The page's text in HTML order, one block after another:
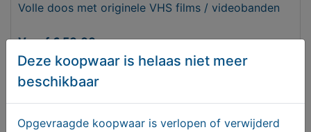
Volle doos met originele VHS films / videobanden
Vanaf € 50,00
Deze koopwaar is helaas niet meer
beschikbaar
Opgevraagde koopwaar is verlopen of verwijderd